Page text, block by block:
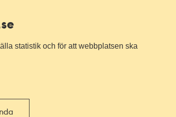
statistik och för att webbplatsen ska